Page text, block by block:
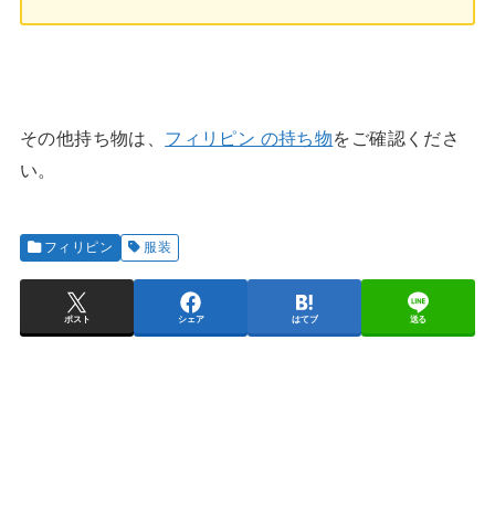
その他持ち物は、 フィリピン の持ち物をご確認くださ
い。
フィリピン 服装
ポスト シェア はてブ 送る